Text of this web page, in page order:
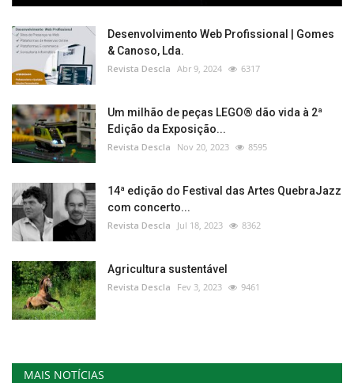
Desenvolvimento Web Profissional | Gomes
& Canoso, Lda.
Revista Descla Abr 9, 2024 6317
Um milhão de peças LEGO® dão vida à 2ª
Edição da Exposição...
Revista Descla Nov 20, 2023 8595
14ª edição do Festival das Artes QuebraJazz
com concerto...
Revista Descla Jul 18, 2023 8362
Agricultura sustentável
Revista Descla Fev 3, 2023 9461
MAIS NOTÍCIAS